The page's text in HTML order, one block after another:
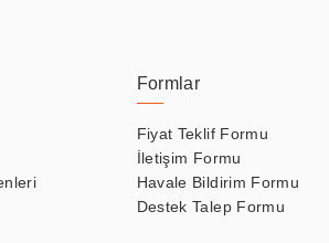
Formlar
Fiyat Teklif Formu
İletişim Formu
Havale Bildirim Formu
Destek Talep Formu